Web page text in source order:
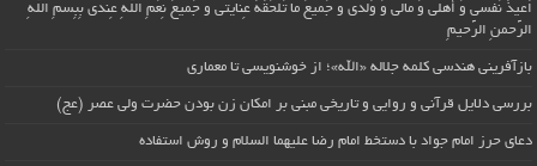
اُعیذُ نَفسی وَ أهلی وَ مالی وَ وُلدی و جَمیعَ ما تَلحَقُهُ عِنایتی و جَمیعَ نِعَمِ اللّهِ عِندی بِبِسمِ اللّهِ
الرَّحمنِ الرَّحیمِ
بازآفرینی هندسی کلمه جلاله «الله»؛ از خوشنویسی تا معماری
بررسی دلایل قرآنی و روایی و تاریخی مبنی بر امکان زن بودن حضرت ولی عصر (عج)
دعای حرز امام جواد با دستخط امام رضا علیهما السلام و روش استفاده